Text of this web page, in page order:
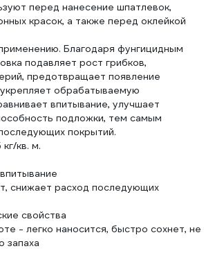
перед нанесение шпатлевок,
красок, а также перед оклейкой
Благодаря фунгицидным
подавляет рост грибков,
предотвращает появление
обрабатываемую
впитывание, улучшает
подложки, тем самым
покрытий.
кв. м.
снижает расход последующих
свойства
- легко наносится, быстро сохнет, не
запаха